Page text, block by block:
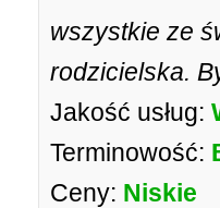
wszystkie ze
rodzicielska.
Jakość usług:
Terminowość:
Ceny: Niskie